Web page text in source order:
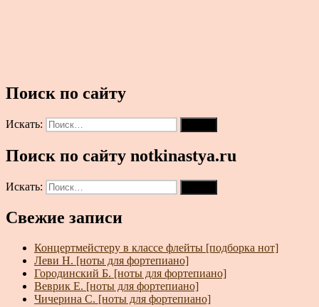
Поиск по сайту
Искать:
Поиск по сайту notkinastya.ru
Искать:
Свежие записи
Концертмейстеру в классе флейты [подборка нот]
Леви Н. [ноты для фортепиано]
Городинский Б. [ноты для фортепиано]
Веврик Е. [ноты для фортепиано]
Чичерина С. [ноты для фортепиано]